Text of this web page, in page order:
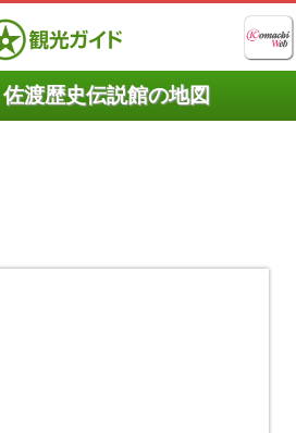
佐渡歴史伝説館の地図